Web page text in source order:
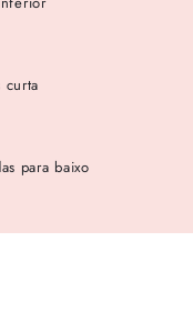
curta
para baixo